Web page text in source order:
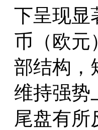
下呈现显
币（欧元
部结构，
维持强势
尾盘有所